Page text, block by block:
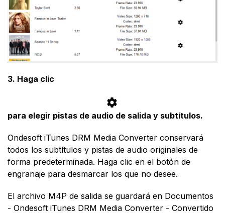
3. Haga clic
para elegir pistas de audio de salida y subtítulos.
Ondesoft iTunes DRM Media Converter conservará
todos los subtítulos y pistas de audio originales de
forma predeterminada. Haga clic en el botón de
engranaje para desmarcar los que no desee.
El archivo M4P de salida se guardará en Documentos
- Ondesoft iTunes DRM Media Converter - Convertido